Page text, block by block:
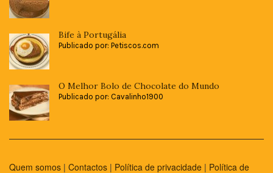
Bife à Portugália
Publicado por: Petiscos.com
O Melhor Bolo de Chocolate do Mundo
Publicado por: Cavalinho1900
Quem somos | Contactos | Política de privacidade | Política de